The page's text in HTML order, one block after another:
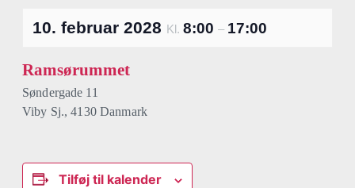
10. februar 2028 Kl. 8:00 – 17:00
Ramsørummet
Søndergade 11
Viby Sj., 4130 Danmark
Tilføj til kalender